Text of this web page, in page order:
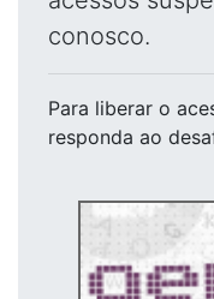
conosco.
Para liberar o
responda ao